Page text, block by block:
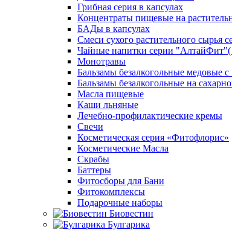
Грибная серия в капсулах
Концентраты пищевые на
БАДы в капсулах
Смеси сухого растительного сырья
Чайные напитки серии "АлтайФит"(
Монотравы
Бальзамы безалкогольные медовые
Бальзамы безалкогольные на
Масла пищевые
Каши льняные
Лечебно-профилактические кремы
Свечи
Косметическая серия «Фитофлорис»
Косметические Масла
Скрабы
Баттеры
Фитосборы для Бани
Фитокомплексы
Подарочные наборы
Биовестин
Булгарика